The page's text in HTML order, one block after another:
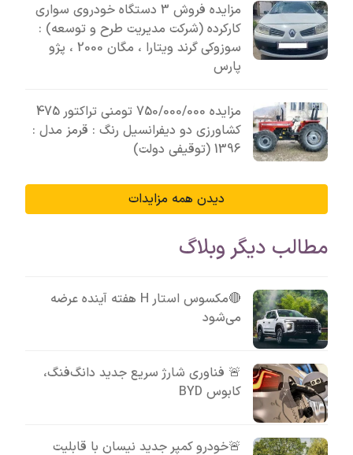
مزایده فروش 3 دستگاه خودروی سواری
کارکرده (شرکت مدیریت طرح و توسعه) :
سوزوکی گرند ویتارا ، مگان 2000 ، پژو
پارس
مزایده 750/000/000 تومنی تراکتور 475
کشاورزی دو دیفرانسیل رنگ : قرمز مدل :
1396 (توقیفی دولت)
دیدن همه مزایدات
مطالب دیگر وبلاگ
🔴مکسوس استار H هفته آینده عرضه
می‌شود
🚨 فناوری شارژ سریع جدید دانگ‌فنگ،
کابوس BYD
🚨خودرو کمپر جدید نیسان با قابلیت